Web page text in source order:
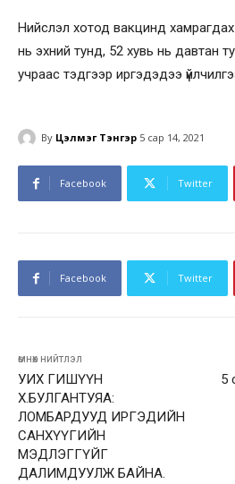
Нийслэл хотод вакцинд хамрагдах
нь эхний тунд, 52 хувь нь давтан
учраас тэдгээр иргэдэдээ
By Цэлмэг Тэнгэр 5 сар 14, 2021
Facebook Twitter
Facebook Twitter
өмнөх нийтлэл
УИХ ГИШҮҮН
Х.БУЛГАНТУЯА:
ЛОМБАРДУУД ИРГЭДИЙН
САНХҮҮГИЙН
МЭДЛЭГГҮЙГ
ДАЛИМДУУЛЖ БАЙНА.
5